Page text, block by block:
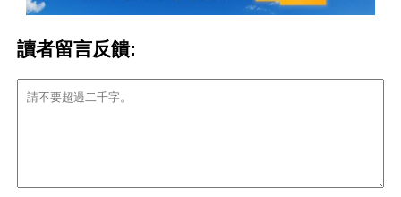
讀者留言反饋: